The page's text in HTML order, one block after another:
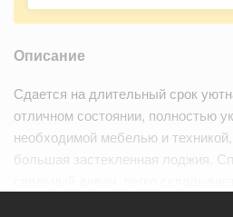
Описание
Сдaется на длительный срок
отличном состоянии, полностью
необходимой мебелью и техникой,
большая застекленная лоджия.